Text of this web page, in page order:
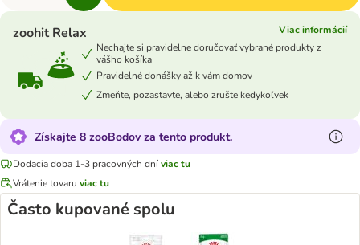
zoohit Relax
Viac informácií
Nechajte si pravidelne doručovať vybrané produkty z
vášho košíka
Pravidelné donášky až k vám domov
Zmeňte, pozastavte, alebo zrušte kedykoľvek
Získajte 8 zooBodov za tento produkt.
Dodacia doba 1-3 pracovných dníviac tu
Vrátenie tovaru viac tu
Často kupované spolu